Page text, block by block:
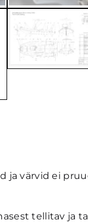
ja värvid ei
tellitav ja